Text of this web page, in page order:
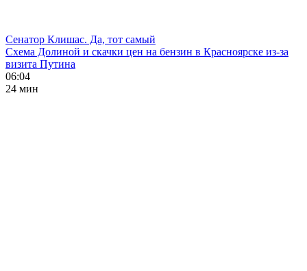
Сенатор Клишас. Да, тот самый
Схема Долиной и скачки цен на бензин в Красноярске из-за
визита Путина
06:04
24 мин